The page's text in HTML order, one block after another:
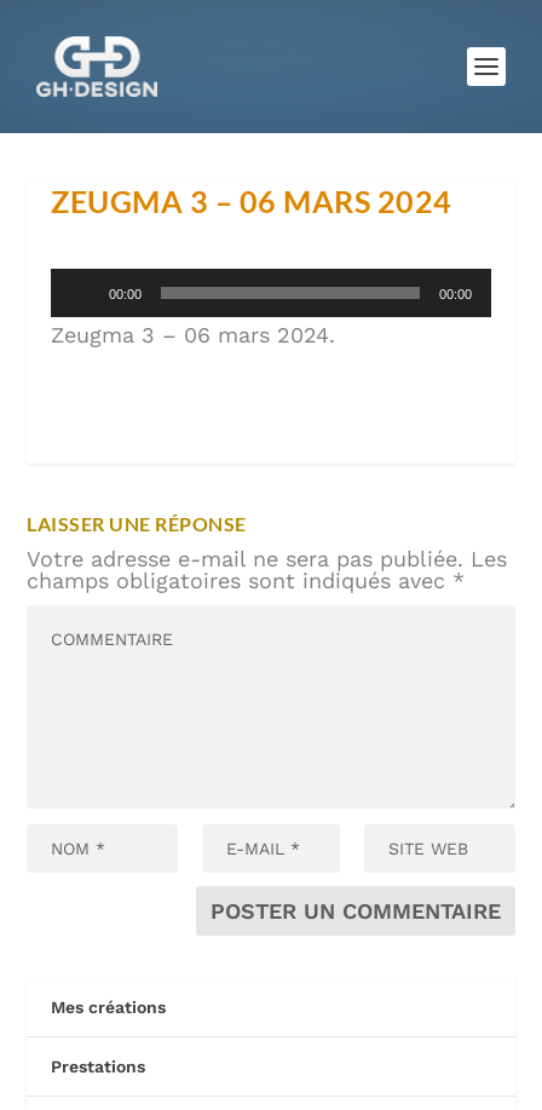
ZEUGMA 3 – 06 MARS 2024
Lecteur
audio
00:00 00:00
Zeugma 3 – 06 mars 2024.
LAISSER UNE RÉPONSE
Votre adresse e-mail ne sera pas publiée. Les
champs obligatoires sont indiqués avec *
Mes créations
Prestations